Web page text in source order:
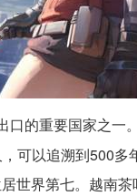
口的重要国家之一
可以追溯到500
世界第七。越南